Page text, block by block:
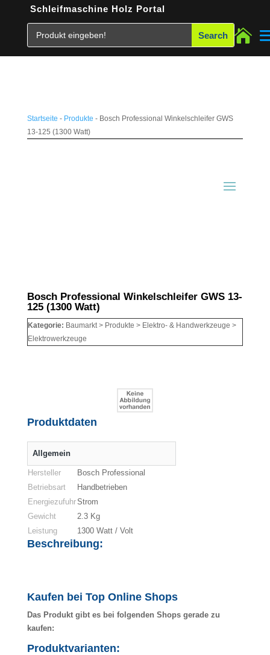
Schleifmaschine Holz Portal

Startseite - Produkte - Bosch Professional Winkelschleifer GWS
13-125 (1300 Watt)
Bosch Professional Winkelschleifer GWS 13-
125 (1300 Watt)
Kategorie: Baumarkt > Produkte > Elektro- & Handwerkzeuge >
Elektrowerkzeuge
Produktdaten
Allgemein
Hersteller
Bosch Professional
Betriebsart
Handbetrieben
EnergiezufuhrStrom
Gewicht
2.3 Kg
Leistung
1300 Watt / Volt
Beschreibung:
Kaufen bei Top Online Shops
Das Produkt gibt es bei folgenden Shops gerade zu
kaufen:
Produktvarianten: